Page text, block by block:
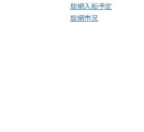
旋網入船予定
旋網市況